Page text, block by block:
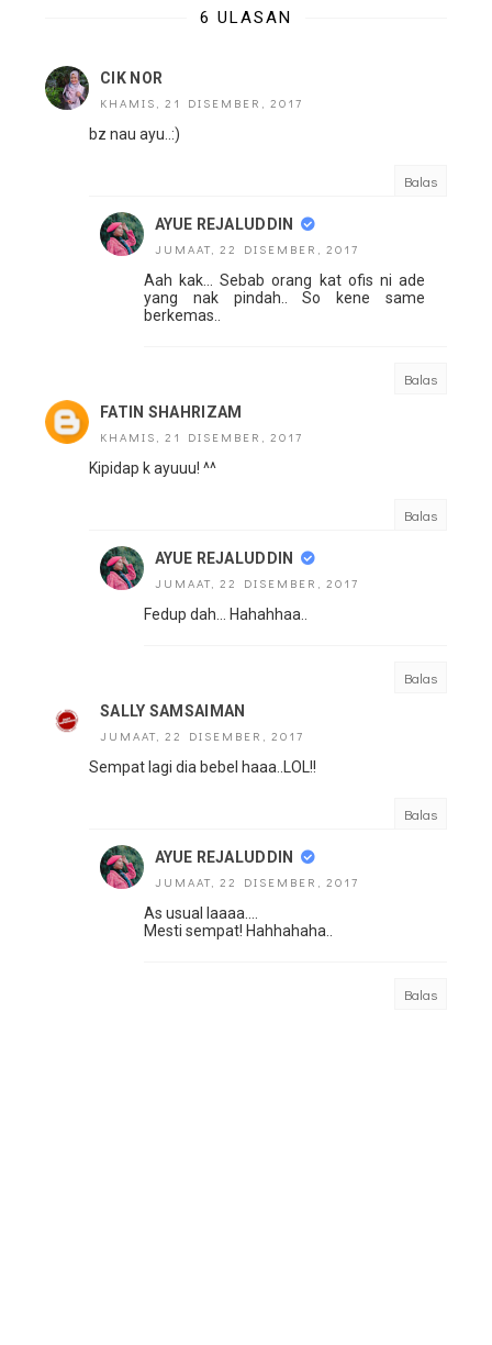
6 ULASAN
CIK NOR
KHAMIS, 21 DISEMBER, 2017
bz nau ayu..:)
Balas
AYUE REJALUDDIN
JUMAAT, 22 DISEMBER, 2017
Aah kak... Sebab orang kat ofis ni ade
yang nak pindah.. So kene same
berkemas..
Balas
FATIN SHAHRIZAM
KHAMIS, 21 DISEMBER, 2017
Kipidap k ayuuu! ^^
Balas
AYUE REJALUDDIN
JUMAAT, 22 DISEMBER, 2017
Fedup dah... Hahahhaa..
Balas
SALLY SAMSAIMAN
JUMAAT, 22 DISEMBER, 2017
Sempat lagi dia bebel haaa..LOL!!
Balas
AYUE REJALUDDIN
JUMAAT, 22 DISEMBER, 2017
As usual laaaa....
Mesti sempat! Hahhahaha..
Balas